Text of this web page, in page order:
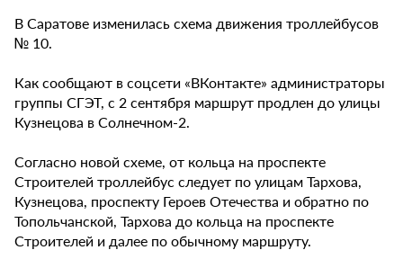
В Саратове изменилась схема движения троллейбусов
№ 10.
Как сообщают в соцсети «ВКонтакте» администраторы
группы СГЭТ, с 2 сентября маршрут продлен до улицы
Кузнецова в Солнечном-2.
Согласно новой схеме, от кольца на проспекте
Строителей троллейбус следует по улицам Тархова,
Кузнецова, проспекту Героев Отечества и обратно по
Топольчанской, Тархова до кольца на проспекте
Строителей и далее по обычному маршруту.